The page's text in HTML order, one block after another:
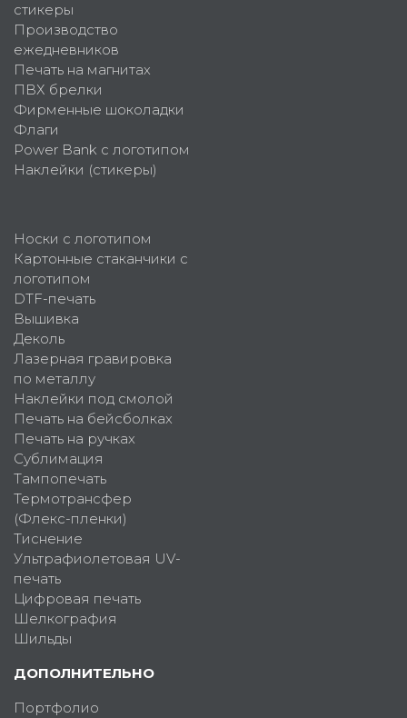
стикеры
Производство
ежедневников
Печать на магнитах
ПВХ брелки
Фирменные шоколадки
Флаги
Power Bank с логотипом
Наклейки (стикеры)
Носки с логотипом
Картонные стаканчики с
логотипом
DTF-печать
Вышивка
Деколь
Лазерная гравировка
по металлу
Наклейки под смолой
Печать на бейсболках
Печать на ручках
Сублимация
Тампопечать
Термотрансфер
(Флекс-пленки)
Тиснение
Ультрафиолетовая UV-
печать
Цифровая печать
Шелкография
Шильды
ДОПОЛНИТЕЛЬНО
Портфолио